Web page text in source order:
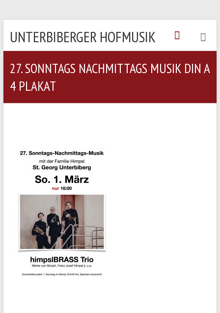
UNTERBIBERGER HOFMUSIK
27. SONNTAGS NACHMITTAGS MUSIK DIN A
4 PLAKAT